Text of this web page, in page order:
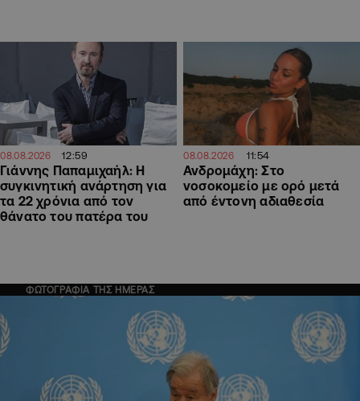
08.08.2026 12:59
Γιάννης Παπαμιχαήλ: Η
συγκινητική ανάρτηση για
τα 22 χρόνια από τον
θάνατο του πατέρα του
08.08.2026 11:54
Ανδρομάχη: Στο
νοσοκομείο με ορό μετά
από έντονη αδιαθεσία
ΦΩΤΟΓΡΑΦΙΑ ΤΗΣ ΗΜΕΡΑΣ